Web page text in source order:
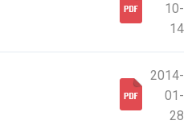
10-
14
2014-
01-
28